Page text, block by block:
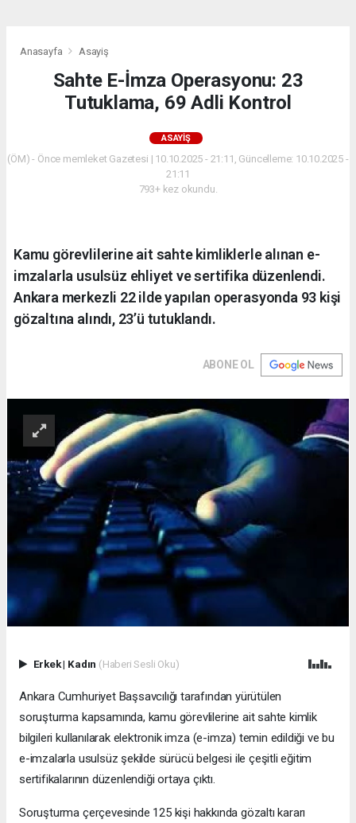
Anasayfa Asayiş
Sahte E-İmza Operasyonu: 23
Tutuklama, 69 Adli Kontrol
ASAYIŞ
(ÖM) - Önce memleket Gazetesi | 10.10.2025 - 21:11, Güncelleme: 10.10.2025 -
21:11
793+ kez okundu.
Kamu görevlilerine ait sahte kimliklerle alınan e-
imzalarla usulsüz ehliyet ve sertifika düzenlendi.
Ankara merkezli 22 ilde yapılan operasyonda 93 kişi
gözaltına alındı, 23’ü tutuklandı.
ABONE OL
Erkek| Kadın (Haberi Sesli Oku)
Ankara Cumhuriyet Başsavcılığı tarafından yürütülen
soruşturma kapsamında, kamu görevlilerine ait sahte kimlik
bilgileri kullanılarak elektronik imza (e-imza) temin edildiği ve bu
e-imzalarla usulsüz şekilde sürücü belgesi ile çeşitli eğitim
sertifikalarının düzenlendiği ortaya çıktı.
Soruşturma çerçevesinde 125 kişi hakkında gözaltı kararı